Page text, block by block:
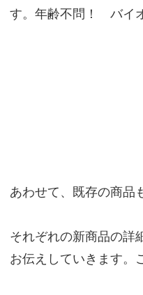
す。年齢不問！ バイ
あわせて、既存の商品
それぞれの新商品の詳
お伝えしていきます。